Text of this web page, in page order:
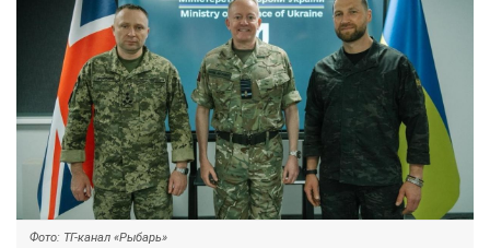
Фото: ТГ-канал «Рыбарь»